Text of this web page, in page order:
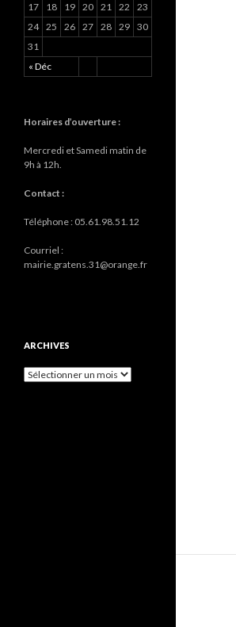
« Déc
17
18 19 20 21 22
23
24 25 26 27 28 29 30
31
Horaires d’ouverture :
Mercredi et Samedi matin de
9h à 12h.
Contact :
Téléphone : 05.61.98.51.12
Courriel :
mairie.gratens.31@orange.fr
ARCHIVES
A